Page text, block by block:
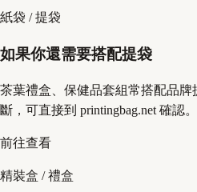
紙袋 / 提袋
如果你還需要搭配提袋
茶葉禮盒、保健品套組常搭配品牌
斷，可直接到 printingbag.net 確認。
前往查看
精裝盒 / 禮盒